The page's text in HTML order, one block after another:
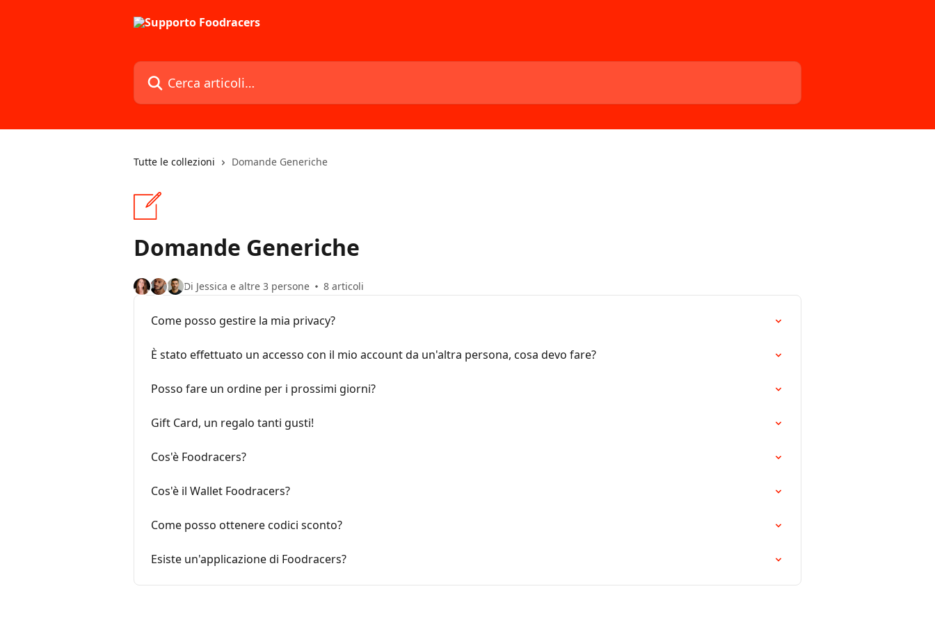
Cerca articoli…
Tutte le collezioni Domande Generiche
Domande Generiche
Di Jessica e altre 3 persone 8 articoli
Come posso gestire la mia privacy?
È stato effettuato un accesso con il mio account da un'altra persona, cosa devo fare?
Posso fare un ordine per i prossimi giorni?
Gift Card, un regalo tanti gusti!
Cos'è Foodracers?
Cos'è il Wallet Foodracers?
Come posso ottenere codici sconto?
Esiste un'applicazione di Foodracers?